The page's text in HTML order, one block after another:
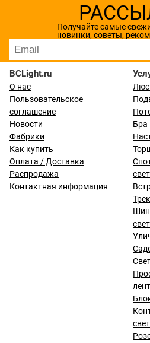
Получайте самые
новинки, советы,
BCLight.ru
О нас
Пользовательское
соглашение
Новости
Фабрики
Как купить
Оплата / Доставка
Распродажа
Контактная информация
Бра